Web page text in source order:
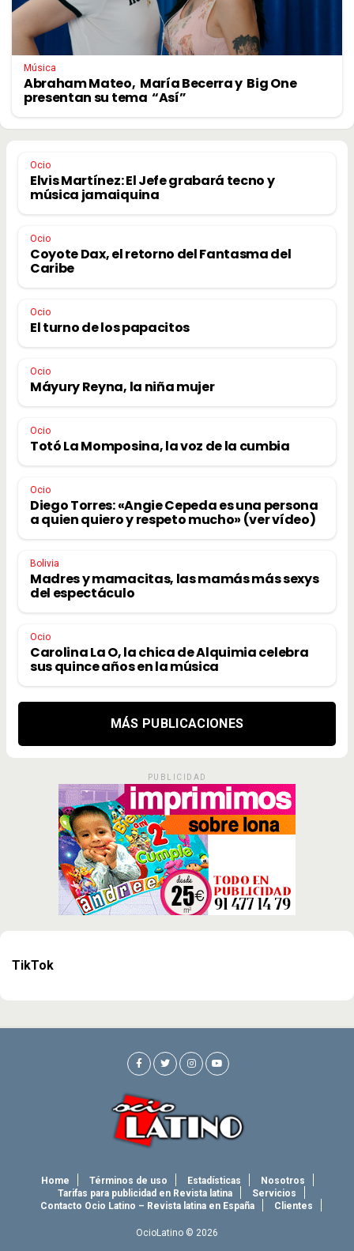
Música
Abraham Mateo, María Becerra y Big One
presentan su tema “Así”
Ocio
Elvis Martínez: El Jefe grabará tecno y
música jamaiquina
Ocio
Coyote Dax, el retorno del Fantasma del
Caribe
Ocio
El turno de los papacitos
Ocio
Máyury Reyna, la niña mujer
Ocio
Totó La Momposina, la voz de la cumbia
Ocio
Diego Torres: «Angie Cepeda es una persona
a quien quiero y respeto mucho» (ver vídeo)
Bolivia
Madres y mamacitas, las mamás más sexys
del espectáculo
Ocio
Carolina La O, la chica de Alquimia celebra
sus quince años en la música
MÁS PUBLICACIONES
PUBLICIDAD
TikTok
Home Términos de uso Estadísticas
Nosotros
Tarifas para publicidad en Revista latina
Servicios
Contacto Ocio Latino – Revista latina en España
Clientes
OcioLatino © 2026